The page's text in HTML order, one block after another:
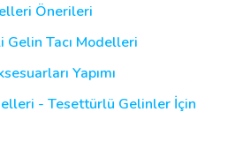
Önerileri
Tacı Modelleri
Yapımı
- Tesettürlü Gelinler İçin